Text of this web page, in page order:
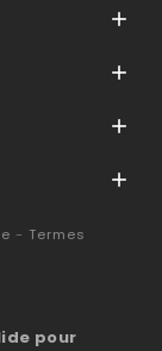




- Termes
pour